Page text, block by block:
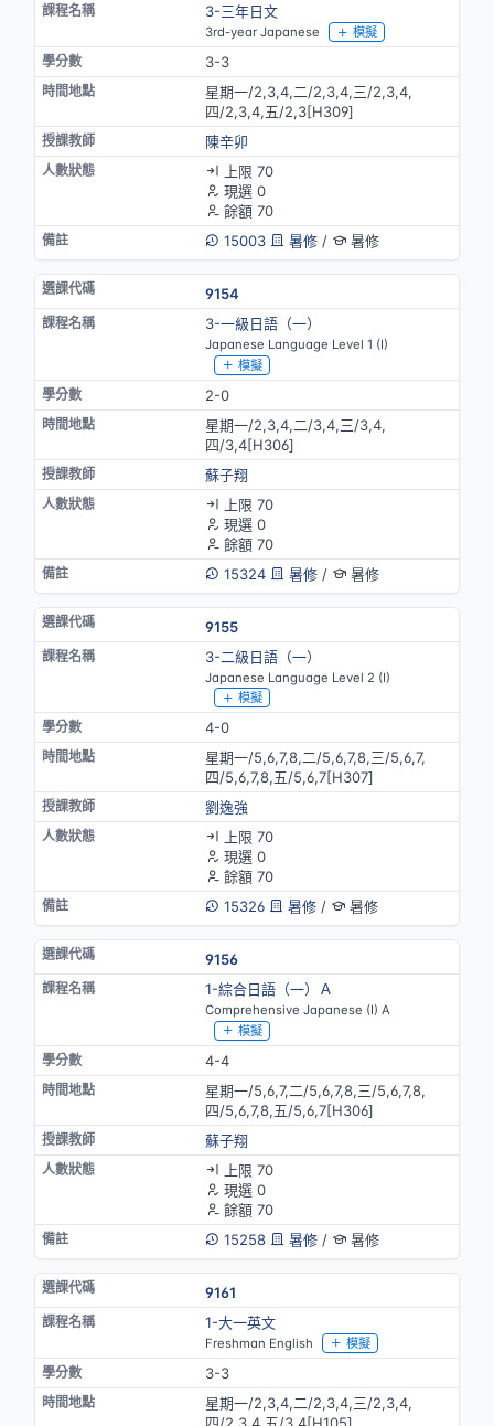
3-三年日文
3rd-year Japanese 模擬
3-3
星期一/2,3,4,二/2,3,4,三/2,3,4,
四/2,3,4,五/2,3[H309]
陳辛卯
上限 70
現選 0
餘額 70
15003
暑修/ 暑修
9154
3-一級日語（一）
Japanese Language Level 1 (I)
模擬
2-0
星期一/2,3,4,二/3,4,三/3,4,
四/3,4[H306]
蘇子翔
上限 70
現選 0
餘額 70
15324
暑修/ 暑修
9155
3-二級日語（一）
Japanese Language Level 2 (I)
模擬
4-0
星期一/5,6,7,8,二/5,6,7,8,三/5,6,7,
四/5,6,7,8,五/5,6,7[H307]
劉逸強
上限 70
現選 0
餘額 70
15326
暑修/ 暑修
9156
1-綜合日語（一）Ａ
Comprehensive Japanese (I) A
模擬
4-4
星期一/5,6,7,二/5,6,7,8,三/5,6,7,8,
四/5,6,7,8,五/5,6,7[H306]
蘇子翔
上限 70
現選 0
餘額 70
15258
暑修/ 暑修
9161
1-大一英文
Freshman English 模擬
3-3
星期一/2,3,4,二/2,3,4,三/2,3,4,